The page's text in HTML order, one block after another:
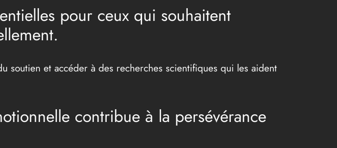
pour ceux qui souhaitent
soutien et accéder à des recherches scientifiques qui les aident
contribue à la persévérance